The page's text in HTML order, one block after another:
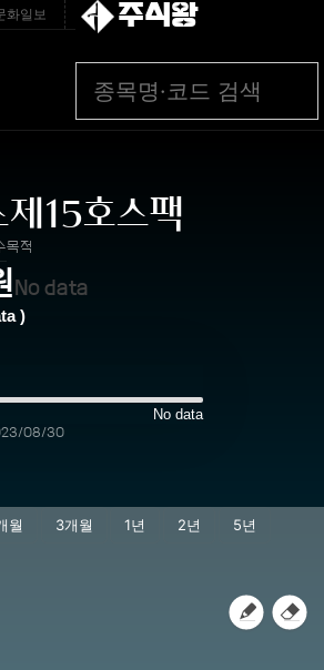
일보 [속보]"드디어 나왔다" SK하이닉스 주당
주식왕
15호스팩
목적
No data
)
No data
08/30